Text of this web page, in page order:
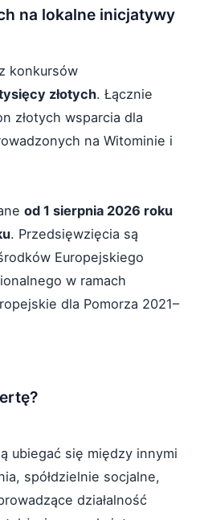
na lokalne inicjatywy
konkursów
złotych. Łącznie
złotych wsparcia dla
na Witominie i
od 1 sierpnia 2026 roku
. Przedsięwzięcia są
Europejskiego
w ramach
dla Pomorza 2021–
ubiegać się między innymi
spółdzielnie socjalne,
działalność